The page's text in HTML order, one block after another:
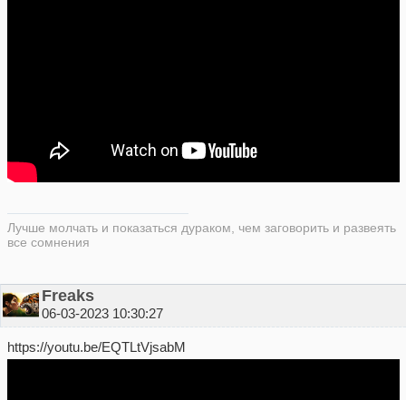
Лучше молчать и показаться дураком, чем заговорить и развеять
все сомнения
Freaks
06-03-2023 10:30:27
https://youtu.be/EQTLtVjsabM